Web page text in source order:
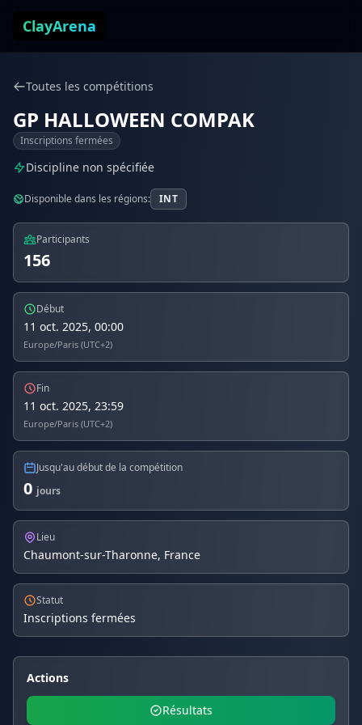
ClayArena
Toutes les compétitions
GP HALLOWEEN COMPAK
Inscriptions fermées
Discipline non spécifiée
Disponible dans les régions: INT
Participants
156
Début
11 oct. 2025, 00:00
Europe/Paris (UTC+2)
Fin
11 oct. 2025, 23:59
Europe/Paris (UTC+2)
Jusqu'au début de la compétition
0 jours
Lieu
Chaumont-sur-Tharonne, France
Statut
Inscriptions fermées
Actions
Résultats